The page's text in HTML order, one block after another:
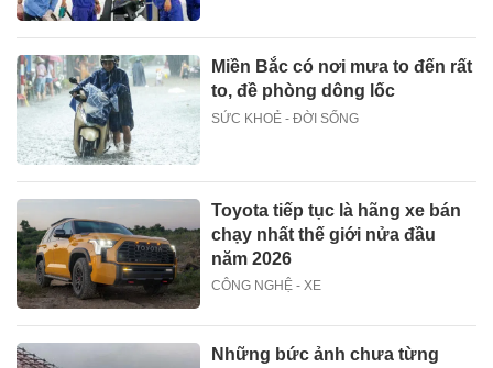
Miền Bắc có nơi mưa to đến rất
to, đề phòng dông lốc
SỨC KHOẺ - ĐỜI SỐNG
Toyota tiếp tục là hãng xe bán
chạy nhất thế giới nửa đầu
năm 2026
CÔNG NGHỆ - XE
Những bức ảnh chưa từng